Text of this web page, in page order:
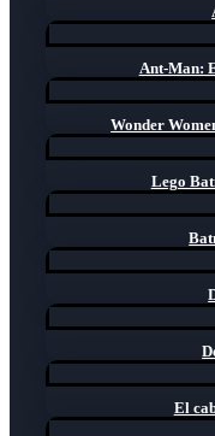
Ant-Man:
Wonder
Lego
El